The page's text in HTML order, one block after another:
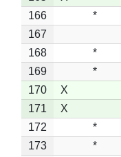
166
*
167
168
*
169
*
170
X
171
X
172
*
173
*